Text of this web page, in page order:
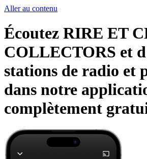
Aller au contenu
Écoutez RIRE ET
COLLECTORS et
stations de radio et
dans notre
complètement